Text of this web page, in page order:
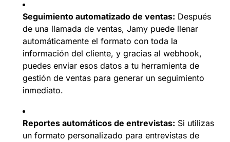
Seguimiento automatizado de ventas: Después
de una llamada de ventas, Jamy puede llenar
automáticamente el formato con toda la
información del cliente, y gracias al webhook,
puedes enviar esos datos a tu herramienta de
gestión de ventas para generar un seguimiento
inmediato.
Reportes automáticos de entrevistas: Si utilizas
un formato personalizado para entrevistas de